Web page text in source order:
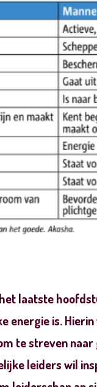
laatste
energie is.
te streven
leiders wil